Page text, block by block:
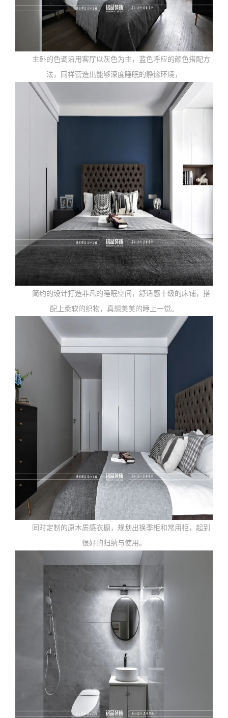
主卧的色调沿用客厅以灰色为主，蓝色呼应的颜色搭配方
法，同样营造出能够深度睡眠的静谧环境，
简约的设计打造非凡的睡眠空间，舒适感十级的床铺，搭
配上柔软的织物，真想美美的睡上一觉。
同时定制的原木质感衣橱，规划出换季柜和常用柜，起到
很好的归纳与使用。